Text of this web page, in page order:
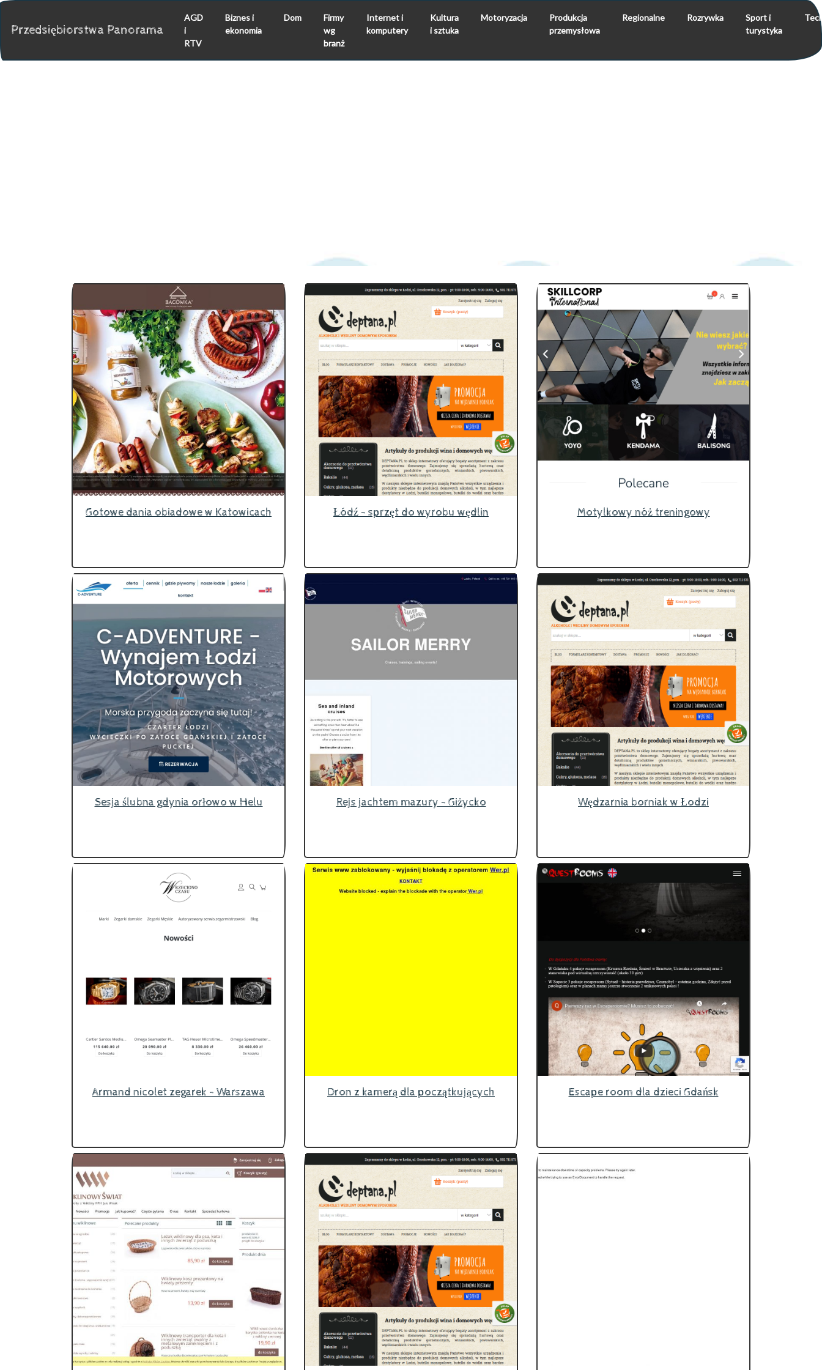
Przedsiębiorstwa Panorama
AGD
i
RTV
Biznes i
ekonomia
Dom
Firmy
wg
branż
Internet i
komputery
Kultura
i sztuka
Motoryzacja
Produkcja
przemysłowa
Regionalne Rozrywka
Sport i
turystyka
Gotowe dania obiadowe w Katowicach Łódź - sprzęt do wyrobu wędlin Motylkowy nóż treningowy
Sesja ślubna gdynia orłowo w Helu Rejs jachtem mazury - Giżycko Wędzarnia borniak w Łodzi
Armand nicolet zegarek - Warszawa Dron z kamerą dla początkujących Escape room dla dzieci Gdańsk